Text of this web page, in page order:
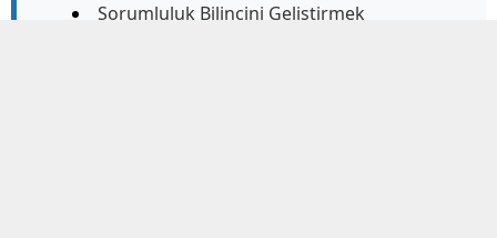
Sorumluluk Bilincini Geliştirmek